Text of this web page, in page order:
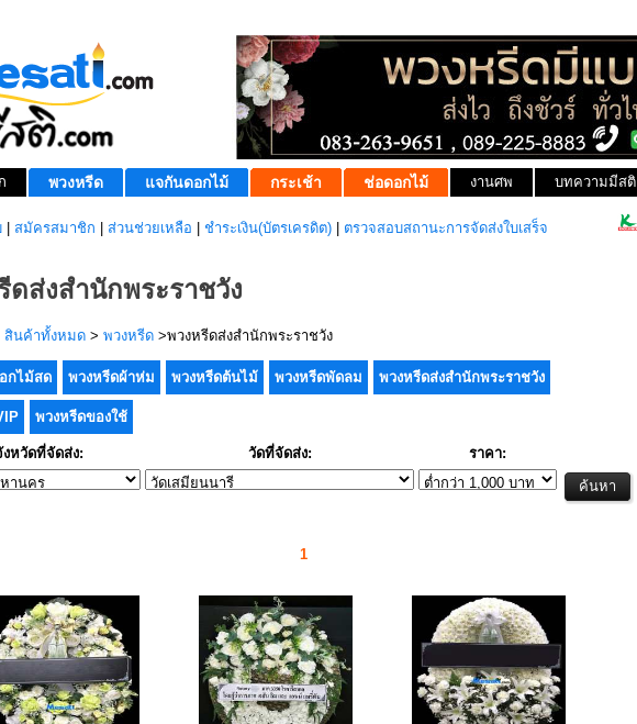
พวงหรีด แจกันดอกไม้ กระเช้า ช่อดอกไม้ งานศพ บทความมีสติ
สมัครสมาชิก ส่วนช่วยเหลือ ชำระเงิน(บัตรเครดิต) ตรวจสอบสถานะการจัดส่งใบเสร็จ
ดส่งสำนักพระราชวัง
สินค้าทั้งหมด > พวงหรีด >พวงหรีดส่งสำนักพระราชวัง
กไม้สด พวงหรีดผ้าห่ม พวงหรีดต้นไม้ พวงหรีดพัดลม พวงหรีดส่งสำนักพระราชวัง
พวงหรีดของใช้
งหวัดที่จัดส่ง: วัดที่จัดส่ง: ราคา:
1